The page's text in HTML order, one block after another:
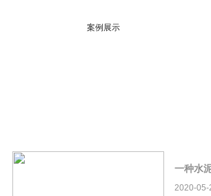
案例展示
一种水
2020-05-